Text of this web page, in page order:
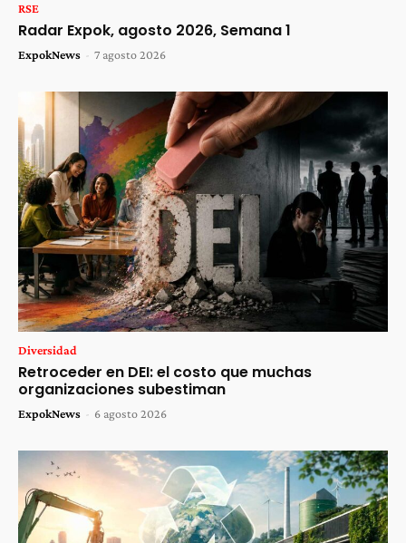
RSE
Radar Expok, agosto 2026, Semana 1
ExpokNews - 7 agosto 2026
Diversidad
Retroceder en DEI: el costo que muchas
organizaciones subestiman
ExpokNews - 6 agosto 2026